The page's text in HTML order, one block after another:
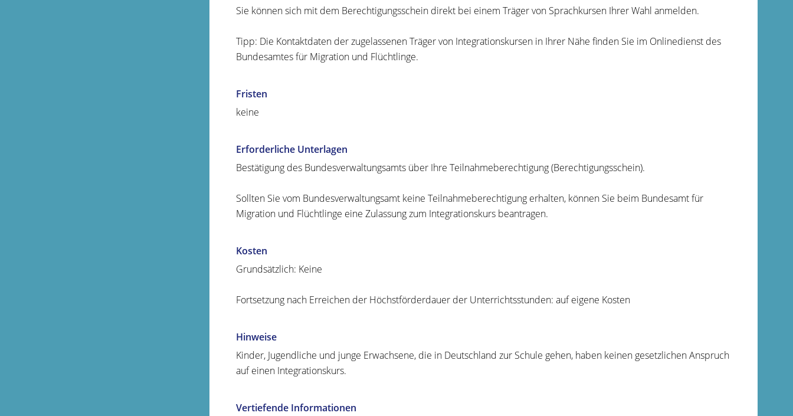
Sie können sich mit dem Berechtigungsschein direkt bei einem Träger von Sprachkursen Ihrer Wahl anmelden.
Tipp: Die Kontaktdaten der zugelassenen Träger von Integrationskursen in Ihrer Nähe finden Sie im Onlinedienst des
Bundesamtes für Migration und Flüchtlinge.
Fristen
keine
Erforderliche Unterlagen
Bestätigung des Bundesverwaltungsamts über Ihre Teilnahmeberechtigung (Berechtigungsschein).
Sollten Sie vom Bundesverwaltungsamt keine Teilnahmeberechtigung erhalten, können Sie beim Bundesamt für
Migration und Flüchtlinge eine Zulassung zum Integrationskurs beantragen.
Kosten
Grundsätzlich: Keine
Fortsetzung nach Erreichen der Höchstförderdauer der Unterrichtsstunden: auf eigene Kosten
Hinweise
Kinder, Jugendliche und junge Erwachsene, die in Deutschland zur Schule gehen, haben keinen gesetzlichen Anspruch
auf einen Integrationskurs.
Vertiefende Informationen